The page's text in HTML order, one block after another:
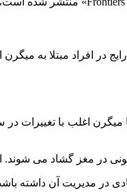
در افراد مبتلا به
اغلب با تغییرات
در مغز گشاد می‌ شوند.
در مدیریت آن داشته